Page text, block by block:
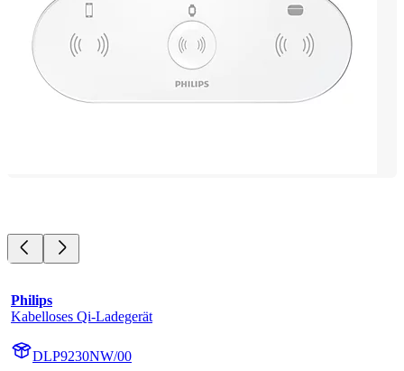
Philips
Kabelloses Qi-Ladegerät
DLP9230NW/00